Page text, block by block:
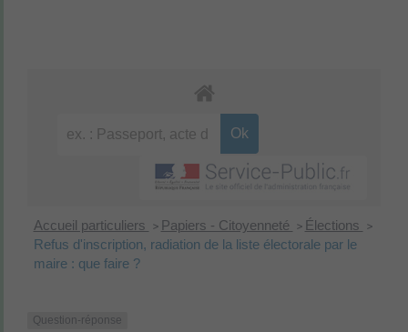
Accueil particuliers > Papiers - Citoyenneté > Élections >
Refus d'inscription, radiation de la liste électorale par le
maire : que faire ?
Question-réponse